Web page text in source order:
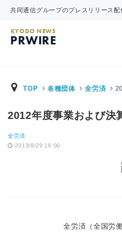
共同通信グループのプレスリリース配
KYODO NEWS
PRWIRE
TOP 各種団体 全労済
2012年度事業および決
全労済
2013/8/29 16:00
全労済（全国労